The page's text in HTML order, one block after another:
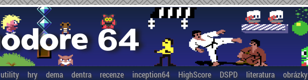
utility hry dema dentra recenze inception64 HighScore DSPD literatura obrázky